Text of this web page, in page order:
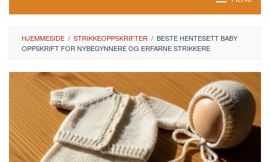
HJEMMESIDE / STRIKKEOPPSKRIFTER / BESTE HENTESETT BABY
OPPSKRIFT FOR NYBEGYNNERE OG ERFARNE STRIKKERE